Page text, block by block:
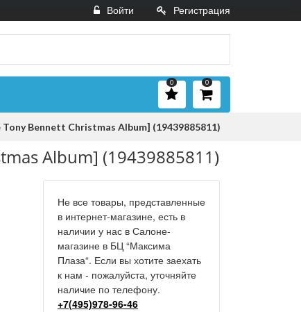
Войти Регистрация
0
0
Bennett Christmas Album] (19439885811)
Album] (19439885811)
Не все товары, представленные
в интернет-магазине, есть в
наличии у нас в Салоне-
магазине в БЦ “Максима
Плаза“. Если вы хотите заехать
к нам - пожалуйста, уточняйте
наличие по телефону.
+7(495)978-96-46